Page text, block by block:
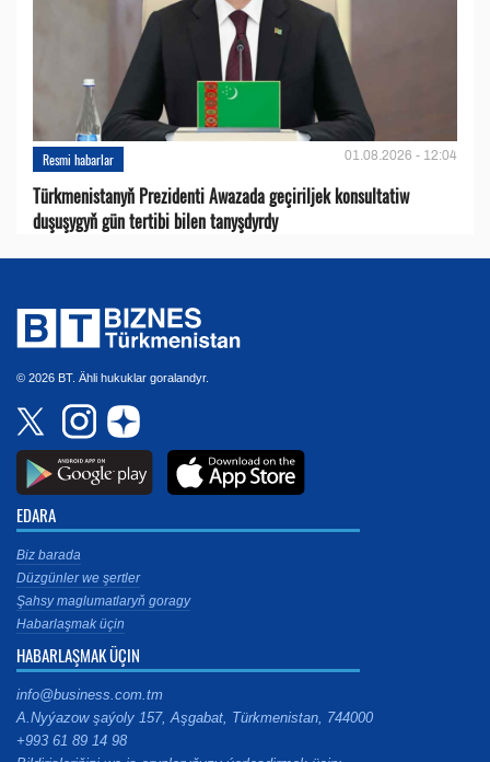
Resmi habarlar 01.08.2026 - 12:04
Türkmenistanyň Prezidenti Awazada geçiriljek konsultatiw
duşuşygyň gün tertibi bilen tanyşdyrdy
© 2026 BT. Ähli hukuklar goralandyr.
EDARA
Biz barada
Düzgünler we şertler
Şahsy maglumatlaryň goragy
Habarlaşmak üçin
HABARLAŞMAK ÜÇIN
info@business.com.tm
A.Nyýazow şaýoly 157, Aşgabat, Türkmenistan, 744000
+993 61 89 14 98